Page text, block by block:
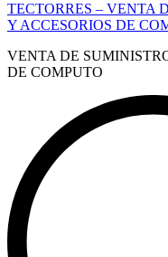
TECTORRES – VENTA
Y ACCESORIOS DE
VENTA DE
DE COMPUTO